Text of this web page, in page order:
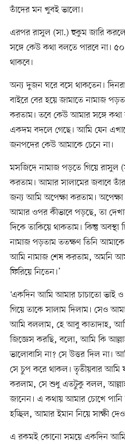
তাঁদের মন খুবই ভালো।
এরপর রাসুল (সা.) হুকুম জারি
সঙ্গে কেউ কথা বলতে পারবে না।
থাকবে।
অন্য দুজন ঘরে বসে থাকতেন।
বাইরে বের হয়ে জামাতে নামাজ
করতাম। তবে কেউ আমার সঙ্গে
একদম বদলে গেছে। আমি যেন
জনপদের কেউ আমাকে চেনে না।
মসজিদে নামাজ পড়তে গিয়ে রাসুল
করতাম। আমার সালামের জবাবে
জন্য আমি অপেক্ষা করতাম।
আমার ওপর কীভাবে পড়ছে, তা
দিকে তাকিয়ে থাকতাম। কিন্তু
নামাজ পড়তাম ততক্ষণ তিনি
আমি নামাজ শেষ করতাম, অমনি
ফিরিয়ে নিতেন।’
‘একদিন আমি আমার চাচাতো ভাই ও
গিয়ে তাকে সালাম দিলাম। সেও
আমি বললাম, হে আবু কাতাদাহ,
জিজ্ঞেস করছি, বলো, আমি কি
ভালোবাসি না? সে উত্তর দিল না।
সে চুপ করে থাকল। তৃতীয়বার আমি
করলাম, সে শুধু এতটুকু বলল,
জানেন। এ কথায় আমার চোখে
হচ্ছিল, আমার ইমান নিয়ে সাক্ষী
এ রকমই কোনো সময়ে একদিন আমি